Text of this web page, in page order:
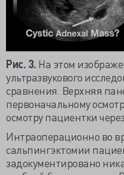
Рис. 3. На этом
ультразвукового
сравнения. Верхняя
первоначальному
осмотру пациентки
Интраоперационно во
сальпингэктомии
задокументировано